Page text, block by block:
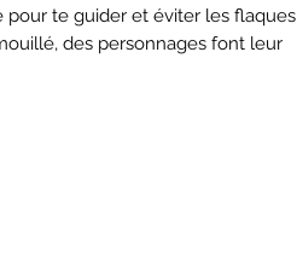
pour te guider et éviter les flaques
des personnages font leur